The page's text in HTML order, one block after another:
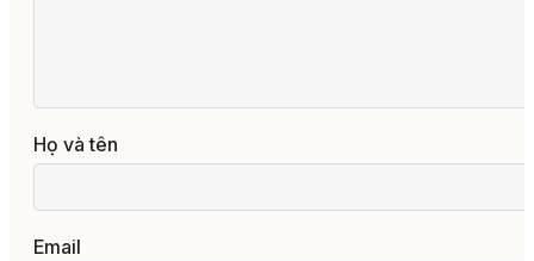
Họ và tên
Email